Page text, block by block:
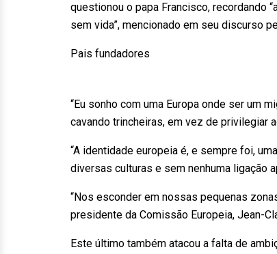
questionou o papa Francisco, recordando
sem vida”, mencionado em seu discurso
Pais fundadores
“Eu sonho com uma Europa onde ser um
cavando trincheiras, em vez de privilegiar
“A identidade europeia é, e sempre foi,
diversas culturas e sem nenhuma ligação
“Nos esconder em nossas pequenas
presidente da Comissão Europeia, Jean-
Este último também atacou a falta de